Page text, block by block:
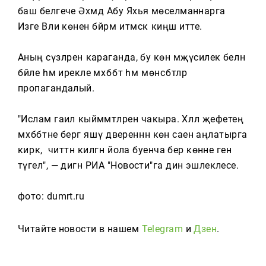
Тагын
баш белгече Әхмәд Абу Яхья мөселманнарга
Изге Вәли көнен бәйрәм итмәскә киңәш итте.
Аның сүзләренә караганда, бу көн мәҗүсилек белән
бәйле һәм ирекле мәхәббәт һәм мөнәсәбәтләр
пропагандалый.
"Ислам гаилә кыйммәтләренә чакыра. Хәләл җефетеңә
мәхәббәтне бергә яшәү дәвереннән көн саен аңлатырга
кирәк, ә читтән килгән йола буенча бер көнне генә
түгел", — дигән РИА "Новости"га дин эшлеклесе.
фото: dumrt.ru
Читайте новости в нашем Telegram иДзен.